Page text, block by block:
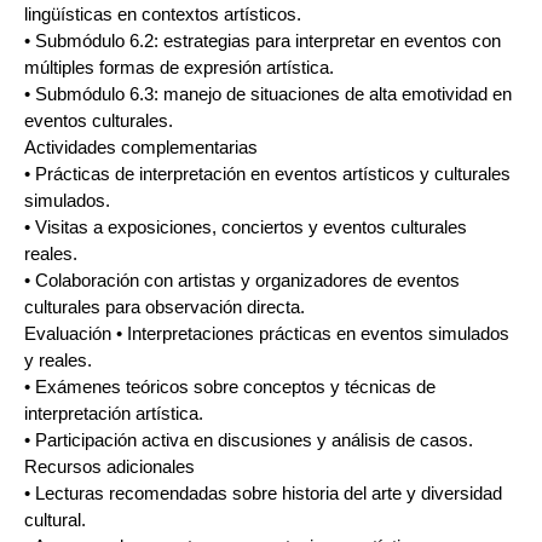
lingüísticas en contextos artísticos.
• Submódulo 6.2: estrategias para interpretar en eventos con
múltiples formas de expresión artística.
• Submódulo 6.3: manejo de situaciones de alta emotividad en
eventos culturales.
Actividades complementarias
• Prácticas de interpretación en eventos artísticos y culturales
simulados.
• Visitas a exposiciones, conciertos y eventos culturales
reales.
• Colaboración con artistas y organizadores de eventos
culturales para observación directa.
Evaluación • Interpretaciones prácticas en eventos simulados
y reales.
• Exámenes teóricos sobre conceptos y técnicas de
interpretación artística.
• Participación activa en discusiones y análisis de casos.
Recursos adicionales
• Lecturas recomendadas sobre historia del arte y diversidad
cultural.